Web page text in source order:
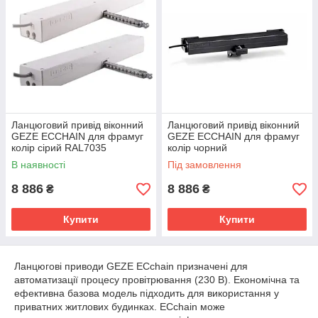
Ланцюговий привід віконний
GEZE ECCHAIN ​​для фрамуг
колір сірий RAL7035
В наявності
8 886 ₴
Купити
Ланцюговий привід віконний
GEZE ECCHAIN ​​для фрамуг
колір чорний
Під замовлення
8 886 ₴
Купити
Ланцюгові приводи GEZE ECchain призначені для
автоматизації процесу провітрювання (230 В). Економічна та
ефективна базова модель підходить для використання у
приватних житлових будинках. ECchain може